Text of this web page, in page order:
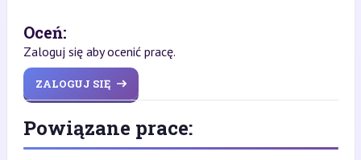
Oceń:
Zaloguj się aby ocenić pracę.
ZALOGUJ SIĘ
Powiązane prace: